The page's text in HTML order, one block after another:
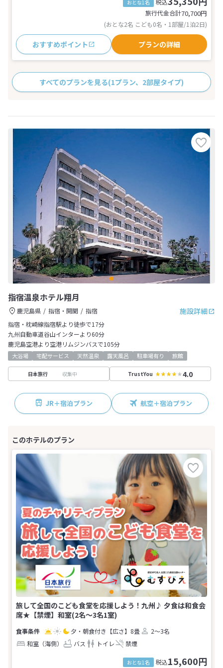
おとな1名 税込
旅行代金合計70,700円
(おとな2名 こども0名・1部屋/1泊2日)
おすすめポイント プランの詳細
すべてのプランを見る(1プラン、2部屋タイプ)
指宿温泉ホテル翔月
施設詳細
鹿児島県 指宿・開聞
指宿
指宿・枕崎線指宿駅より徒歩で17分
九州自動車道谷山インターより60分
鹿児島空港より空港リムジンバスで105分
大浴場 宅配サービス 天然温泉 露天風呂 駐車場有り 旅館
日本旅行 収集中 TrustYou 4.0
JR＋宿泊プラン 航空＋宿泊プラン
旅して全国のこども食堂を応援しよう！九州♪ 夕食は和食会
席★【禁煙】和室(2名～3名1室)
夕・朝食付き 【広さ】8畳
2～3名
和室（海側）
バス トイレ 禁煙
おとな1名 税込15,600円